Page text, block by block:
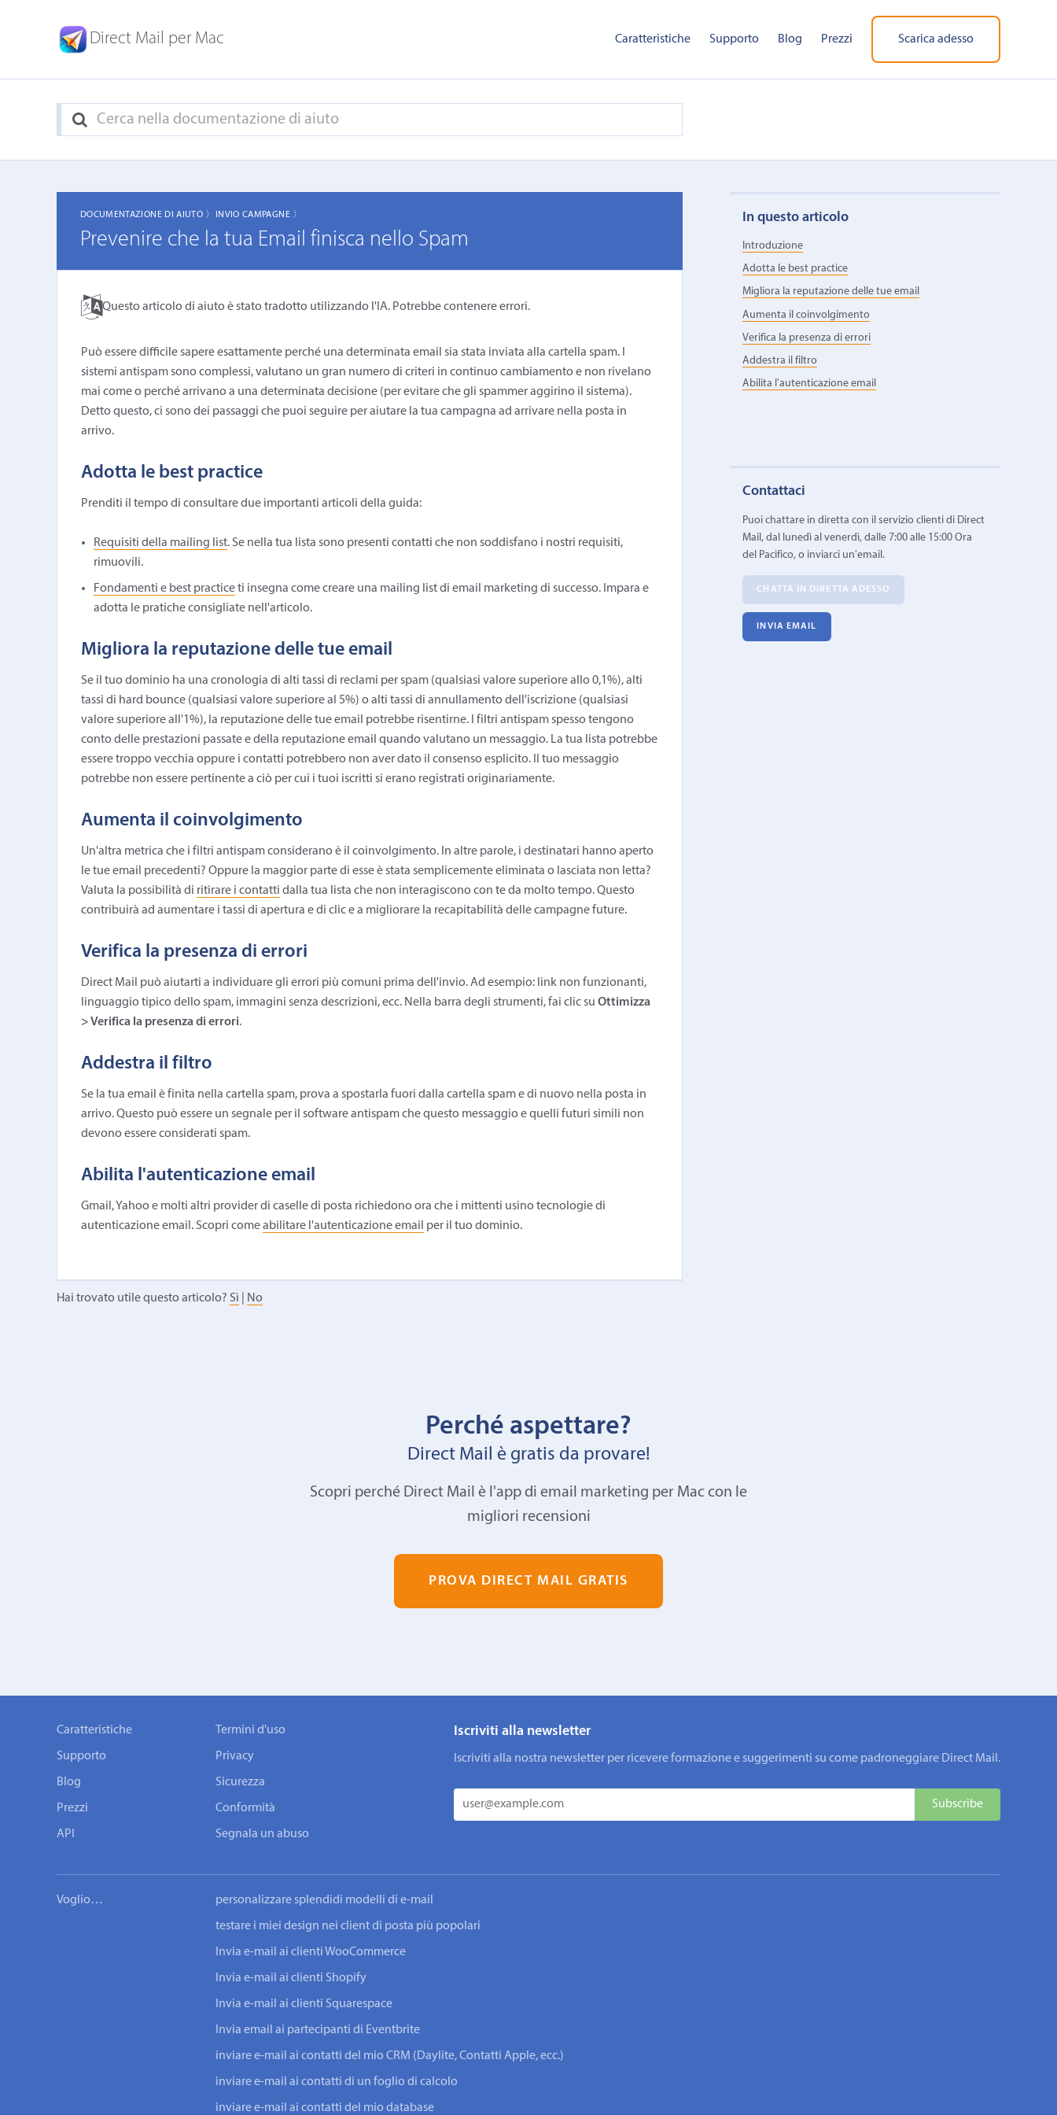
Direct Mail per Mac Caratteristiche Supporto Blog Prezzi Scarica adesso
DOCUMENTAZIONE DI AIUTO 〉 INVIO CAMPAGNE 〉
Prevenire che la tua Email finisca nello Spam
Questo articolo di aiuto è stato tradotto utilizzando l'IA. Potrebbe contenere errori.
Può essere difficile sapere esattamente perché una determinata email sia stata inviata alla cartella spam. I
sistemi antispam sono complessi, valutano un gran numero di criteri in continuo cambiamento e non rivelano
mai come o perché arrivano a una determinata decisione (per evitare che gli spammer aggirino il sistema).
Detto questo, ci sono dei passaggi che puoi seguire per aiutare la tua campagna ad arrivare nella posta in
arrivo.
Adotta le best practice
Prenditi il tempo di consultare due importanti articoli della guida:
Requisiti della mailing list. Se nella tua lista sono presenti contatti che non soddisfano i nostri requisiti,
rimuovili.
Fondamenti e best practiceti insegna come creare una mailing list di email marketing di successo. Impara e
adotta le pratiche consigliate nell'articolo.
Migliora la reputazione delle tue email
Se il tuo dominio ha una cronologia di alti tassi di reclami per spam (qualsiasi valore superiore allo 0,1%), alti
tassi di hard bounce (qualsiasi valore superiore al 5%) o alti tassi di annullamento dell'iscrizione (qualsiasi
valore superiore all'1%), la reputazione delle tue email potrebbe risentirne. I filtri antispam spesso tengono
conto delle prestazioni passate e della reputazione email quando valutano un messaggio. La tua lista potrebbe
essere troppo vecchia oppure i contatti potrebbero non aver dato il consenso esplicito. Il tuo messaggio
potrebbe non essere pertinente a ciò per cui i tuoi iscritti si erano registrati originariamente.
Aumenta il coinvolgimento
Un'altra metrica che i filtri antispam considerano è il coinvolgimento. In altre parole, i destinatari hanno aperto
le tue email precedenti? Oppure la maggior parte di esse è stata semplicemente eliminata o lasciata non letta?
Valuta la possibilità di ritirare i contatti dalla tua lista che non interagiscono con te da molto tempo. Questo
contribuirà ad aumentare i tassi di apertura e di clic e a migliorare la recapitabilità delle campagne future.
Verifica la presenza di errori
Direct Mail può aiutarti a individuare gli errori più comuni prima dell'invio. Ad esempio: link non funzionanti,
linguaggio tipico dello spam, immagini senza descrizioni, ecc. Nella barra degli strumenti, fai clic su Ottimizza
> Verifica la presenza di errori.
Addestra il filtro
Se la tua email è finita nella cartella spam, prova a spostarla fuori dalla cartella spam e di nuovo nella posta in
arrivo. Questo può essere un segnale per il software antispam che questo messaggio e quelli futuri simili non
devono essere considerati spam.
Abilita l'autenticazione email
Gmail, Yahoo e molti altri provider di caselle di posta richiedono ora che i mittenti usino tecnologie di
autenticazione email. Scopri comeabilitare l'autenticazione email per il tuo dominio.
Hai trovato utile questo articolo? Sì No
In questo articolo
Introduzione
Adotta le best practice
Migliora la reputazione delle tue email
Aumenta il coinvolgimento
Verifica la presenza di errori
Addestra il filtro
Abilita l'autenticazione email
Contattaci
Puoi chattare in diretta con il servizio clienti di Direct
Mail, dal lunedì al venerdì, dalle 7:00 alle 15:00 Ora
del Pacifico, o inviarci un'email.
CHATTA IN DIRETTA ADESSO
INVIA EMAIL
Perché aspettare?
Direct Mail è gratis da provare!
Scopri perché Direct Mail è l'app di email marketing per Mac con le
migliori recensioni
PROVA DIRECT MAIL GRATIS
Caratteristiche
Supporto
Blog
Prezzi
API
Termini d'uso
Privacy
Sicurezza
Conformità
Segnala un abuso
Iscriviti alla newsletter
Iscriviti alla nostra newsletter per ricevere formazione e suggerimenti su come padroneggiare Direct Mail.
Voglio… personalizzare splendidi modelli di e-mail
testare i miei design nei client di posta più popolari
Invia e-mail ai clienti WooCommerce
Invia e-mail ai clienti Shopify
Invia e-mail ai clienti Squarespace
Invia email ai partecipanti di Eventbrite
inviare e-mail ai contatti del mio CRM (Daylite, Contatti Apple, ecc.)
inviare e-mail ai contatti di un foglio di calcolo
inviare e-mail ai contatti del mio database